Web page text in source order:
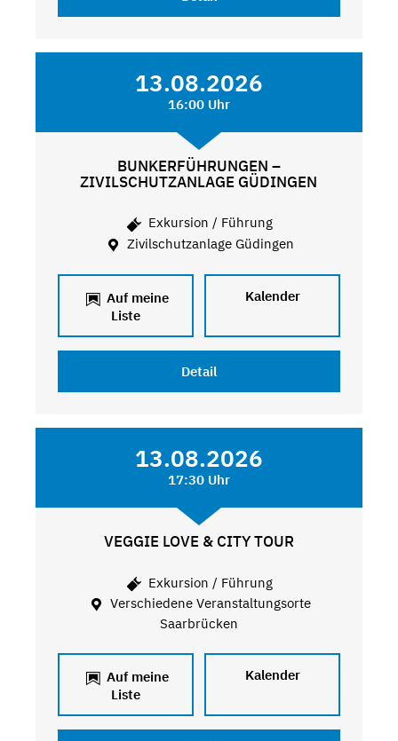
13.08.2026
16:00 Uhr
BUNKERFÜHRUNGEN –
ZIVILSCHUTZANLAGE GÜDINGEN
Exkursion / Führung
Zivilschutzanlage Güdingen
Auf meine
Liste
Kalender
Detail
13.08.2026
17:30 Uhr
VEGGIE LOVE & CITY TOUR
Exkursion / Führung
Verschiedene Veranstaltungsorte
Saarbrücken
Auf meine
Liste
Kalender